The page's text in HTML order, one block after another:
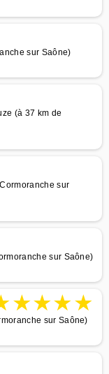
sur Saône)
(à 37 km de
sur
sur Saône)
★★★★
sur Saône)